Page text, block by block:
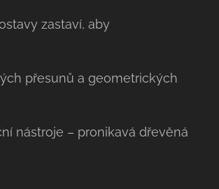
zastaví, aby
přesunů a geometrických
nástroje – pronikavá dřevěná